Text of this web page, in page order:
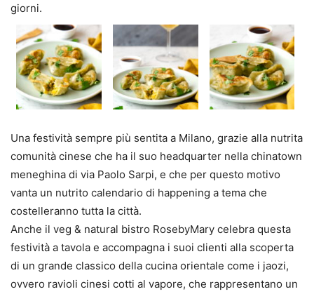
giorni.
Una festività sempre più sentita a Milano, grazie alla nutrita
comunità cinese che ha il suo headquarter nella chinatown
meneghina di via Paolo Sarpi, e che per questo motivo
vanta un nutrito calendario di happening a tema che
costelleranno tutta la città.
Anche il veg & natural bistro RosebyMary celebra questa
festività a tavola e accompagna i suoi clienti alla scoperta
di un grande classico della cucina orientale come i jaozi,
ovvero ravioli cinesi cotti al vapore, che rappresentano un